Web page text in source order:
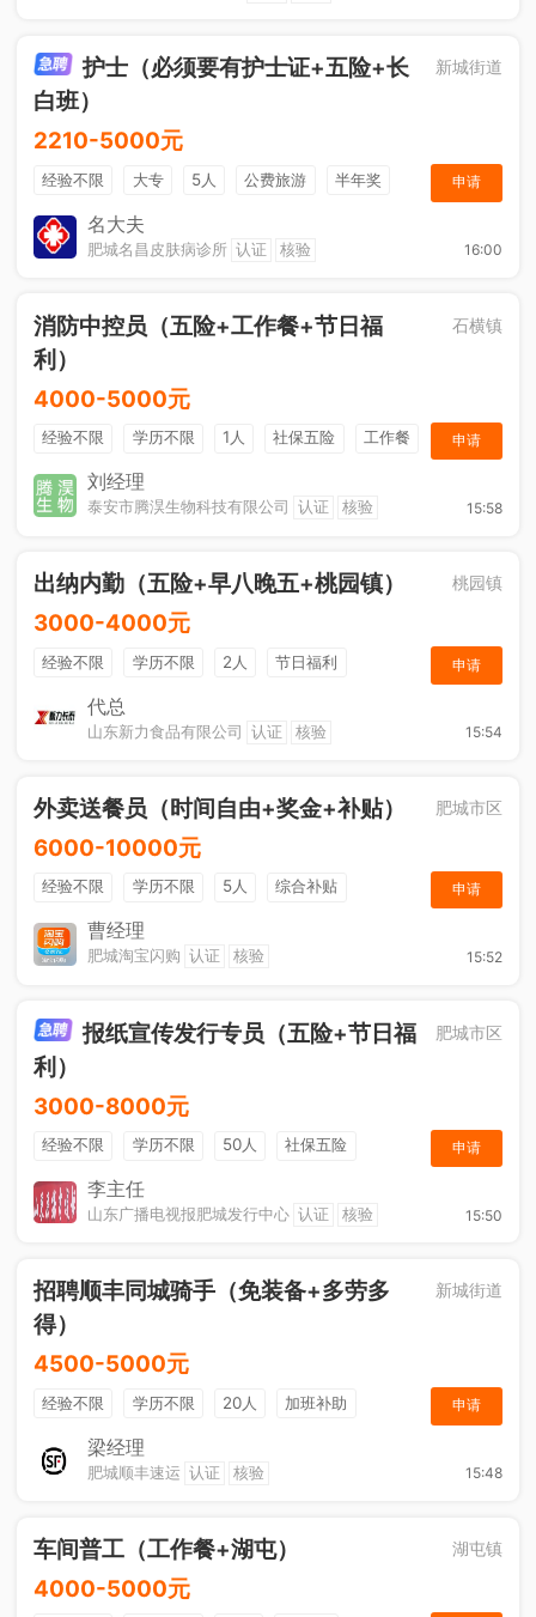
护士（必须要有护士证+五险+长
白班）
新城街道
2210-5000元
经验不限 大专 5人 公费旅游
半年奖
奖金
综合补贴
申请
名大夫
肥城名昌皮肤病诊所 认证 核验 16:00
消防中控员（五险+工作餐+节日福
利）
石横镇
4000-5000元
经验不限 学历不限 1人 社保五险
工作餐
节日福利
申请
刘经理
泰安市腾淏生物科技有限公司 认证 核验 15:58
出纳内勤（五险+早八晚五+桃园镇） 桃园镇
3000-4000元
经验不限 学历不限 2人
节日福利
社保五险
工作餐
申请
代总
山东新力食品有限公司 认证 核验 15:54
外卖送餐员（时间自由+奖金+补贴） 肥城市区
6000-10000元
经验不限 学历不限 5人
综合补贴
奖励计划
加班补助
申请
曹经理
肥城淘宝闪购 认证 核验 15:52
报纸宣传发行专员（五险+节日福
利）
肥城市区
3000-8000元
经验不限 学历不限 50人
社保五险
节日福利
销售奖金
申请
李主任
山东广播电视报肥城发行中心 认证 核验 15:50
招聘顺丰同城骑手（免装备+多劳多
得）
新城街道
4500-5000元
经验不限 学历不限 20人
加班补助
综合补贴
奖励计划
申请
梁经理
肥城顺丰速运 认证 核验 15:48
车间普工（工作餐+湖屯） 湖屯镇
4000-5000元